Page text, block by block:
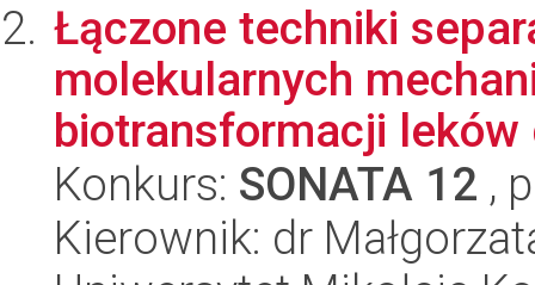
Łączone techniki
molekularnych
biotransformacji
Konkurs: SONATA 12 ,
Kierownik: dr